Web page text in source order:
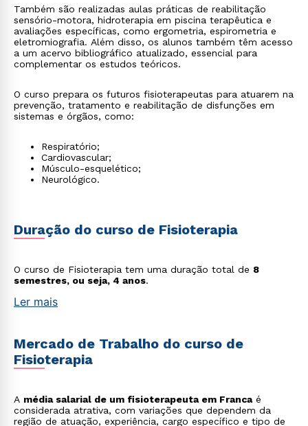
Também são realizadas aulas práticas de reabilitação
sensório-motora, hidroterapia em piscina terapêutica e
avaliações específicas, como ergometria, espirometria e
eletromiografia. Além disso, os alunos também têm acesso
a um acervo bibliográfico atualizado, essencial para
complementar os estudos teóricos.
O curso prepara os futuros fisioterapeutas para atuarem na
prevenção, tratamento e reabilitação de disfunções em
sistemas e órgãos, como:
Respiratório;
Cardiovascular;
Músculo-esquelético;
Neurológico.
Duração do curso de Fisioterapia
O curso de Fisioterapia tem uma duração total de 8
semestres, ou seja, 4 anos.
Ler mais
Mercado de Trabalho do curso de
Fisioterapia
A média salarial de um fisioterapeuta em Francaé
considerada atrativa, com variações que dependem da
região de atuação, experiência, cargo específico e tipo de